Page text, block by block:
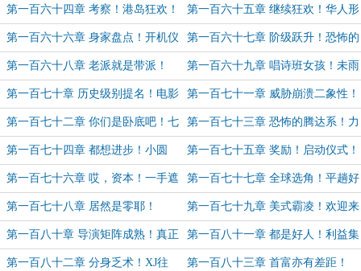
界！ 厚壁垒！ 要学！
第一百六十四章 考察！港岛狂欢！
续集！野心！
第一百六十五章 继续狂欢！华人形
象！战斗在北美！炸裂富豪榜！
第一百六十六章 身家盘点！开机仪
式！《囧途》首映！
第一百六十七章 阶级跃升！恐怖的
娱乐股！万亿之姿！
第一百六十八章 老派就是带派！ 第一百六十九章 唱诗班女孩！未雨
绸缪！半步首富！冲奖季！
第一百七十章 历史级别提名！电影
上映！导演团队建设！
第一百七十一章 威胁崩溃二象性！
再破纪录！轰开春节档！专员！赢者
如麻！
第一百七十二章 你们是卧底吧！七
天十亿！续集敲定！
第一百七十三章 恐怖的腾达系！力
量质变！
第一百七十四章 都想进步！小圆
满！
第一百七十五章 奖励！启动仪式！
第一百七十六章 哎，资本！一手遮
天的沈逸达！
第一百七十七章 全球选角！平趟好
莱坞！龙组构想！
第一百七十八章 居然是零耶！ 第一百七十九章 美式霸凌！欢迎来
到好莱坞！
第一百八十章 导演矩阵成熟！真正
目的！面子和里子！
第一百八十一章 都是好人！利益集
团的加持！
第一百八十二章 分身乏术！XJ往 第一百八十三章 首富亦有差距！